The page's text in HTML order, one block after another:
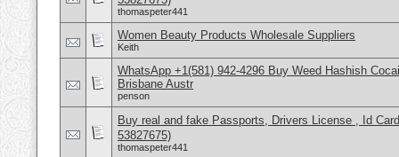
thomaspeter441
Women Beauty Products Wholesale Suppliers
Keith
WhatsApp +1(581) 942-4296 Buy Weed Hashish
Brisbane Austr
penson
Buy real and fake Passports, Drivers License , Id
53827675)
thomaspeter441